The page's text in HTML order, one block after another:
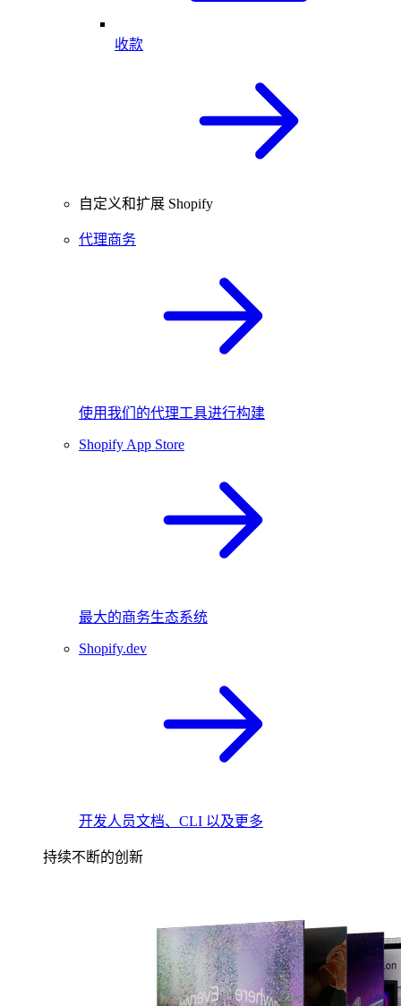
收款
自定义和扩展 Shopify
代理商务
使用我们的代理工具进行构建
Shopify App Store
最大的商务生态系统
Shopify.dev
开发人员文档、CLI 以及更多
持续不断的创新